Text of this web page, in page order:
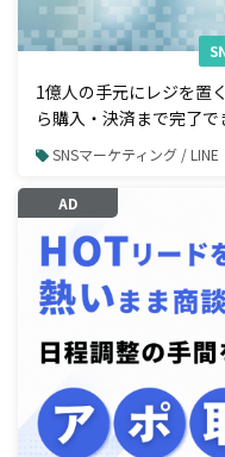
1億人の手元にレジを置
ら購入・決済まで完了
SNSマーケティング / LINE
AD